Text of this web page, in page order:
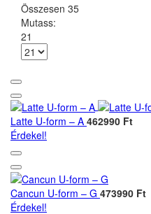
Összesen 35
Mutass:
21
Latte U-form – A 462990 Ft
Érdekel!
Cancun U-form – G 473990 Ft
Érdekel!